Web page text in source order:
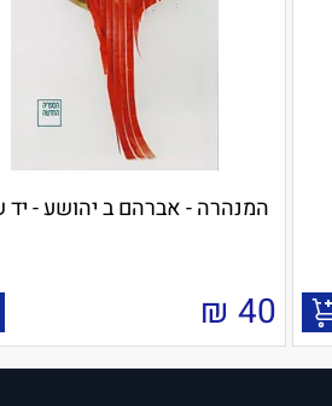
המנהרה - אברהם ב יהושע - יד
40
₪